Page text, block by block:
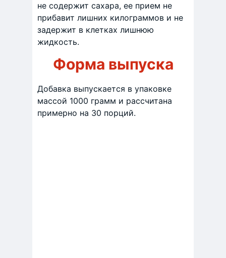
не содержит сахара, ее прием не
прибавит лишних килограммов и не
задержит в клетках лишнюю
жидкость.
Форма выпуска
Добавка выпускается в упаковке
массой 1000 грамм и рассчитана
примерно на 30 порций.